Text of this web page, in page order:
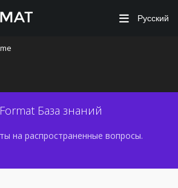
Русский
База знаний
на распространенные вопросы.